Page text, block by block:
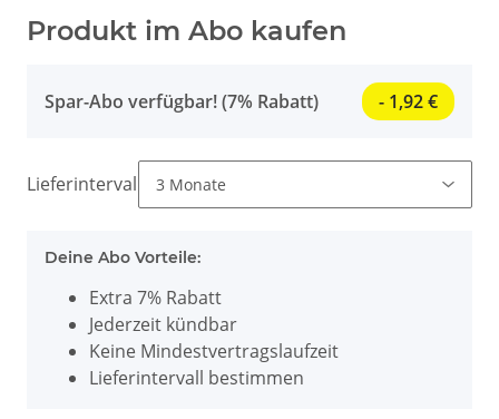
Produkt im Abo kaufen
Spar-Abo verfügbar! (7% Rabatt) - 1,92 €
Lieferintervall
Deine Abo Vorteile:
Extra 7% Rabatt
Jederzeit kündbar
Keine Mindestvertragslaufzeit
Lieferintervall bestimmen